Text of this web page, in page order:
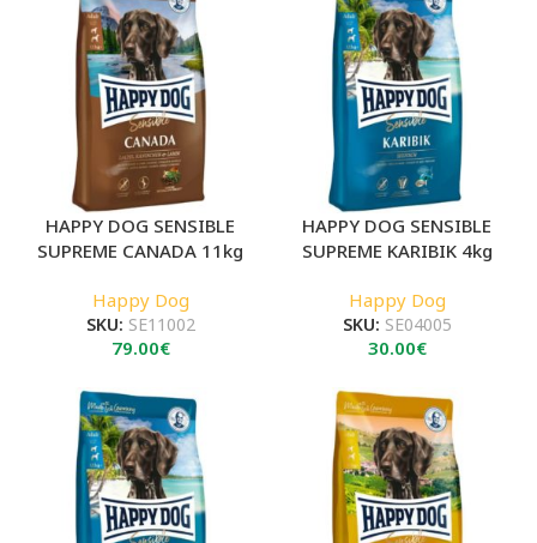
HAPPY DOG SENSIBLE
SUPREME CANADA 11kg
Happy Dog
SKU: SE11002
79.00€
HAPPY DOG SENSIBLE
SUPREME KARIBIK 4kg
Happy Dog
SKU: SE04005
30.00€